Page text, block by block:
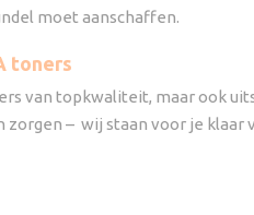
moet aanschaffen.
toners
van topkwaliteit, maar ook
zorgen – wij staan voor je